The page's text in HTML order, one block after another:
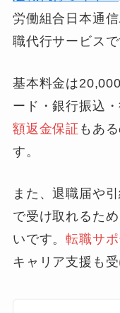
労働組合日本通
職代行サービスで
基本料金は
ード・銀行振込
額返金保証 もあ
す。
また、退職届や
で受け取れるた
いです。転職サポ
キャリア支援も受